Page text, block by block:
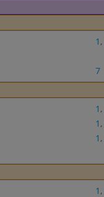
1 ,
7
1 ,
1 ,
1 ,
1 ,